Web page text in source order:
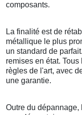
composants.
La finalité est de
métallique le plus
un standard de
remises en état.
règles de l'art, avec
une garantie.
Outre du